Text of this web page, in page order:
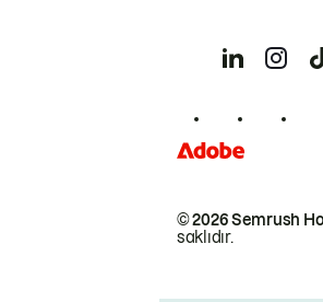
© 2026 Semrush
saklıdır.